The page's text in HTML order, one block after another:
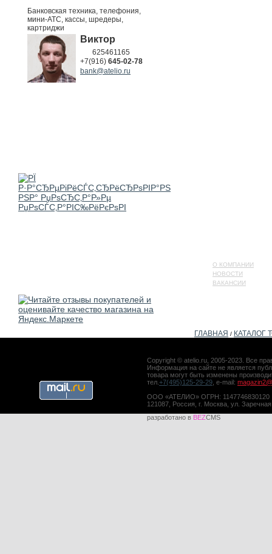
Банковская техника, телефония,
мини-АТС, кассы, шредеры,
картриджи
Виктор
625461165
+7(916) 645-02-78
bank@atelio.ru
О КОМПАНИИ
НОВОСТИ
ВАКАНСИИ
ГЛАВНАЯ / КАТАЛОГ
Copyright © atelio.ru, 2005-2023. Все
Информация на сайте не является
товара могут быть изменены
тел. +7(495)125-29-29 , e-mail:
ООО «АТЕЛИО» ОГРН: 1147746830120
121087, Россия, г. Москва, ул.
разработано в BEZCMS